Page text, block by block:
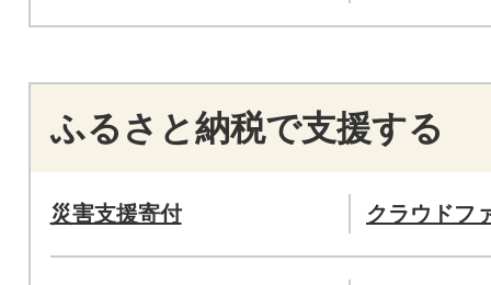
ふるさと納税で支援する
災害支援寄付 クラウドフ